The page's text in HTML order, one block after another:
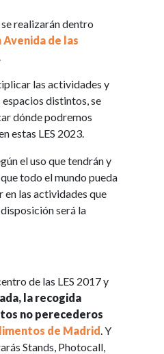
se realizarán dentro
Avenida de las
las actividades y
distintos, se
dónde podremos
estas LES 2023.
el uso que tendrán y
todo el mundo pueda
las actividades que
será la
de las LES 2017 y
la recogida
no perecederos
de Madrid. Y
Stands, Photocall,